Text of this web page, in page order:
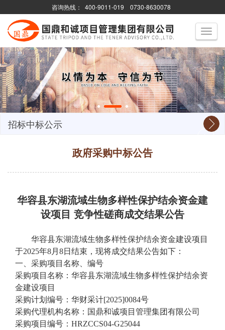
咨询热线： 400-9011-019 0730-8630078
招标中标公示
政府采购中标公告
华容县东湖流域生物多样性保护结余资金建
设项目 竞争性磋商成交结果公告
华容县东湖流域生物多样性保护结余资金建设项目
于2025年8月8日结束，现将成交结果公告如下：
一、采购项目名称、编号
采购项目名称：华容县东湖流域生物多样性保护结余资
金建设项目
采购计划编号： 华财采计[2025]0084号
采购代理机构名称 ：国鼎和诚项目管理集团有限公司
采购项目编号： HRZCCS04-G25044
Toggle